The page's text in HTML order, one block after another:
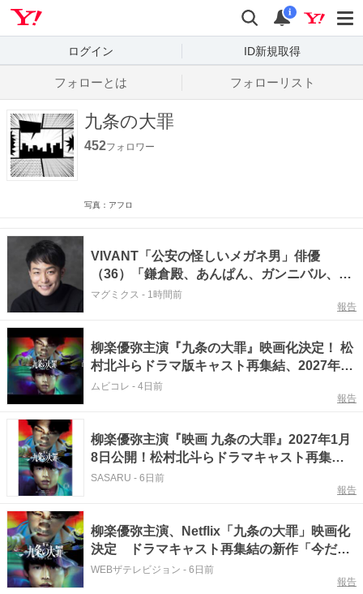
検索
通知
i
ログイン ID新規取得
フォローとは フォローリスト
九条の大罪
452フォロワー
写真：アフロ
VIVANT「公安の怪しいメガネ男」俳優
（36）「鎌倉殿、あんぱん、ガンニバル、九
条の大罪」出演イケメンに「超裏切りそう」
マグミクス - 1時間前
報告
柳楽優弥主演『九条の大罪』映画化決定！ 松
村北斗らドラマ版キャスト再集結、2027年1
月公開へ
ムビコレ - 4日前
報告
柳楽優弥主演『映画 九条の大罪』2027年1月
8日公開！松村北斗らドラマキャスト再集
結、“最後の弁護”を予感させるティザー映像
SASARU - 6日前
報告
柳楽優弥主演、Netflix「九条の大罪」映画化
決定 ドラマキャスト再集結の新作「今だか
らこそ、多くの方に届いてほしい」
WEBザテレビジョン - 6日前
報告